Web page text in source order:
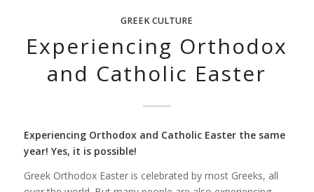
GREEK CULTURE
Experiencing Orthodox
and Catholic Easter
Experiencing Orthodox and Catholic Easter the same
year! Yes, it is possible!
Greek Orthodox Easter is celebrated by most Greeks, all